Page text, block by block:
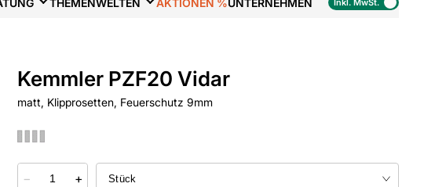
Mein Warenkorb Inkl. MwSt.
Kemmler PZF20 Vidar
matt, Klipprosetten, Feuerschutz 9mm
− +